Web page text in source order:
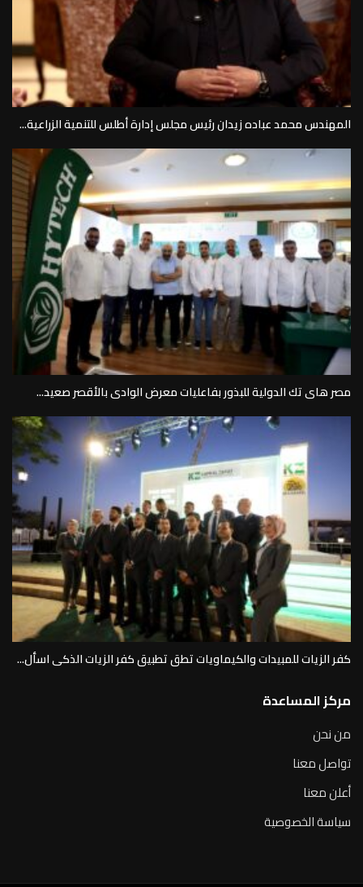
المهندس محمد عباده زيدان رئيس مجلس إدارة أطلس للتنمية الزراعية...
مصر هاى تك الدولية للبذور بفاعليات معرض الوادى بالأقصر صعيد...
كفر الزيات للمبيدات والكيماويات تطق تطبيق كفر الزيات الذكى اسأل...
مركز المساعدة
من نحن
تواصل معنا
أعلن معنا
سياسة الخصوصية